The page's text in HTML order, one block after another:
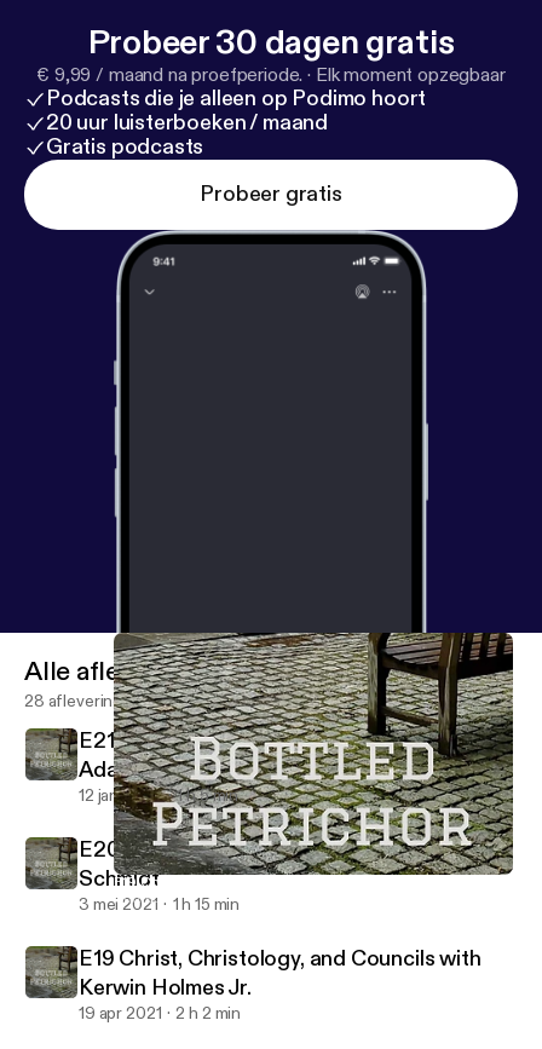
Probeer 30 dagen gratis
€ 9,99 / maand na proefperiode. · Elk moment opzegbaar
Podcasts die je alleen op Podimo hoort
20 uur luisterboeken / maand
Gratis podcasts
Probeer gratis
E19 Christ, Christology, and Councils with Kerwin Holmes Jr.
Bottled Petrichor
Alle afleveringen
28 afleveringen
E21 Falsafa and Kalam with Dr. Peter
Adamson
12 jan 2023 1 h 5 min
E20 The New Testament with Dr. Thomas
Schmidt
3 mei 2021 1 h 15 min
E19 Christ, Christology, and Councils with
Kerwin Holmes Jr.
19 apr 2021 2 h 2 min